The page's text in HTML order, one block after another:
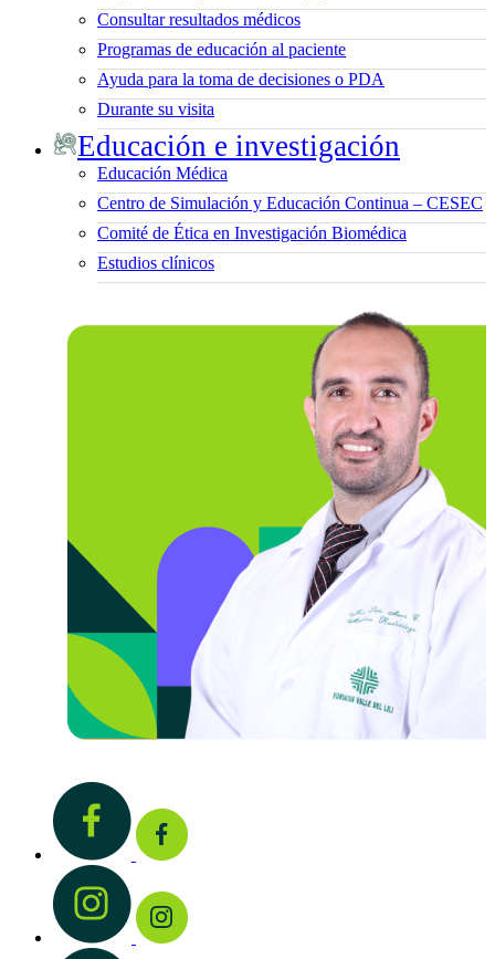
Consultar resultados médicos
Programas de educación al paciente
Ayuda para la toma de decisiones o PDA
Durante su visita
Educación e investigación
Educación Médica
Centro de Simulación y Educación Continua – CESEC
Comité de Ética en Investigación Biomédica
Estudios clínicos